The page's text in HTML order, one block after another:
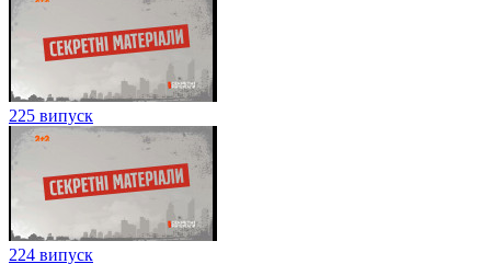
225 випуск
224 випуск